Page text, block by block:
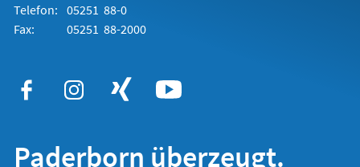
Telefon: 05251 88-0
Fax:
05251 88-2000
Paderborn überzeugt.